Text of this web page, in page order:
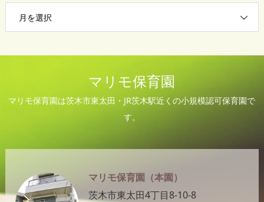
月を選択
マリモ保育園
マリモ保育園は茨木市東太田・JR茨木駅近くの小規模認可保育園で
す。
マリモ保育園（本園）
茨木市東太田4丁目8-10-8